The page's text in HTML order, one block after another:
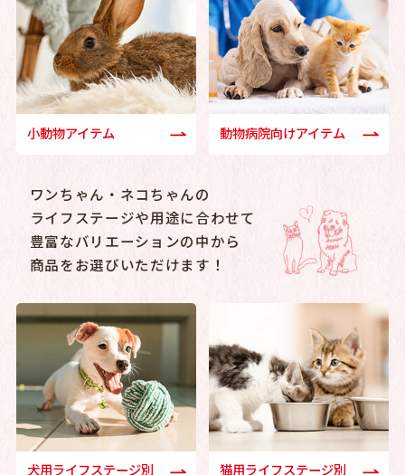
小動物アイテム 動物病院向けアイテム
犬用ライフステージ別 猫用ライフステージ別
ワンちゃん・ネコちゃんの
ライフステージや用途に合わせて
豊富なバリエーションの中から
商品をお選びいただけます！